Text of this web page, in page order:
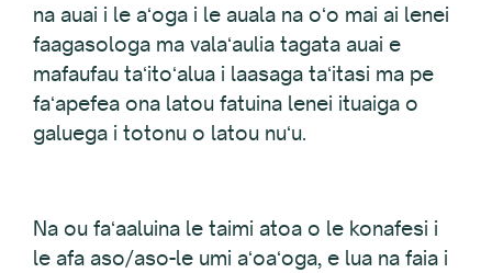
na auai i le aʻoga i le auala na oʻo mai ai lenei
faagasologa ma valaʻaulia tagata auai e
mafaufau taʻitoʻalua i laasaga taʻitasi ma pe
faʻapefea ona latou fatuina lenei ituaiga o
galuega i totonu o latou nuʻu.
Na ou faʻaaluina le taimi atoa o le konafesi i
le afa aso/aso-le umi aʻoaʻoga, e lua na faia i